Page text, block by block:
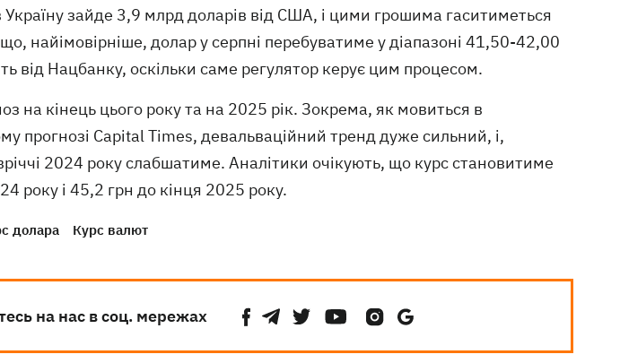
Україну зайде 3,9 млрд доларів від США, і цими грошима гаситиметься
найімовірніше, долар у серпні перебуватиме у діапазоні 41,50-42,00
від Нацбанку, оскільки саме регулятор керує цим процесом.
на кінець цього року та на 2025 рік. Зокрема, як мовиться в
прогнозі Capital Times, девальваційний тренд дуже сильний, і,
2024 року слабшатиме. Аналітики очікують, що курс становитиме
року і 45,2 грн до кінця 2025 року.
долара Курс валют
на нас в соц. мережах